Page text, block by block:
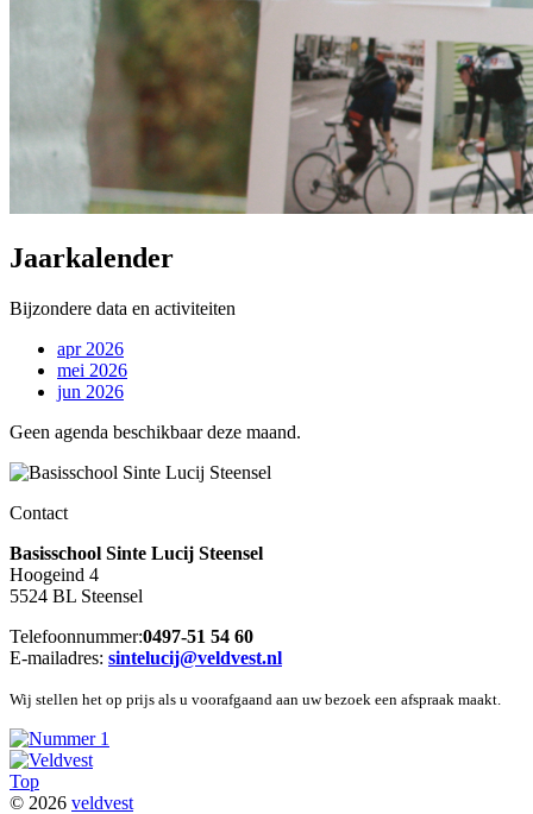
Jaarkalender
Bijzondere data en activiteiten
apr 2026
mei 2026
jun 2026
Geen agenda beschikbaar deze maand.
Contact
Basisschool Sinte Lucij Steensel
Hoogeind 4
5524 BL Steensel
Telefoonnummer:0497-51 54 60
E-mailadres: sintelucij@veldvest.nl
Wij stellen het op prijs als u voorafgaand aan uw bezoek een afspraak maakt.
Top
© 2026 veldvest